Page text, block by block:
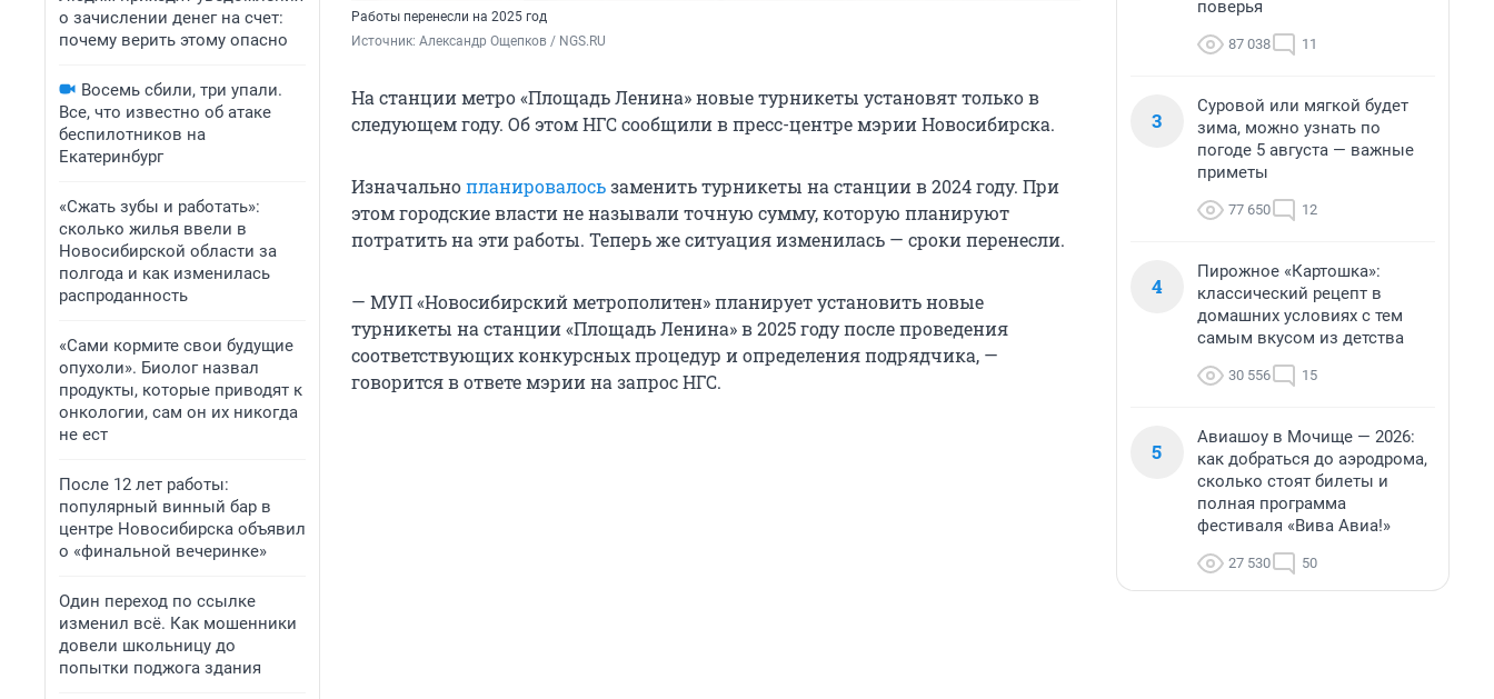
о зачислении денег на счет:
почему верить этому опасно
Восемь сбили, три упали.
Все, что известно об атаке
беспилотников на
Екатеринбург
«Сжать зубы и работать»:
сколько жилья ввели в
Новосибирской области за
полгода и как изменилась
распроданность
«Сами кормите свои будущие
опухоли». Биолог назвал
продукты, которые приводят к
онкологии, сам он их никогда
не ест
После 12 лет работы:
популярный винный бар в
центре Новосибирска объявил
о «финальной вечеринке»
Один переход по ссылке
изменил всё. Как мошенники
довели школьницу до
попытки поджога здания
Работы перенесли на 2025 год
Источник: Александр Ощепков / NGS.RU
На станции метро «Площадь Ленина» новые турникеты установят только в
следующем году. Об этом НГС сообщили в пресс-центре мэрии Новосибирска.
Изначальнопланировалосьзаменить турникеты на станции в 2024 году. При
этом городские власти не называли точную сумму, которую планируют
потратить на эти работы. Теперь же ситуация изменилась — сроки перенесли.
— МУП «Новосибирский метрополитен» планирует установить новые
турникеты на станции «Площадь Ленина» в 2025 году после проведения
соответствующих конкурсных процедур и определения подрядчика, —
говорится в ответе мэрии на запрос НГС.
поверья
87 038 11
3
Суровой или мягкой будет
зима, можно узнать по
погоде 5 августа — важные
приметы
77 650 12
4
Пирожное «Картошка»:
классический рецепт в
домашних условиях с тем
самым вкусом из детства
30 556 15
5
Авиашоу в Мочище — 2026:
как добраться до аэродрома,
сколько стоят билеты и
полная программа
фестиваля «Вива Авиа!»
27 530 50